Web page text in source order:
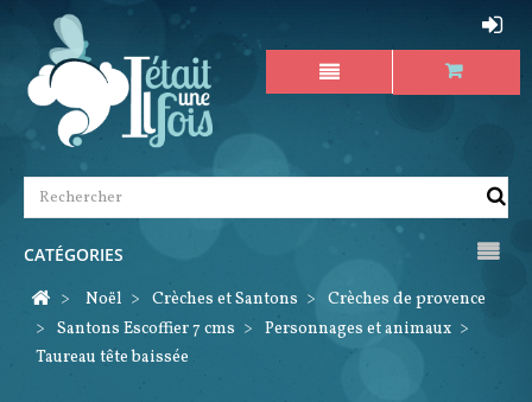
CATÉGORIES
>
Noël > Crèches et Santons > Crèches de provence
> Santons Escoffier 7 cms > Personnages et animaux >
Taureau tête baissée